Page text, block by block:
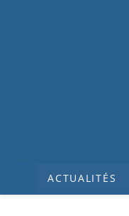
ACTUALITÉS